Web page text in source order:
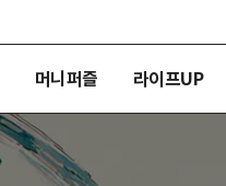
머니퍼즐 라이프UP